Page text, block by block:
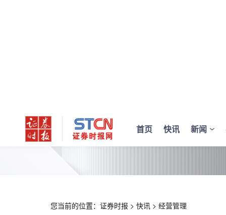
首页 快讯 新闻
您当前的位置： 证券时报 > 快讯 > 经营管理